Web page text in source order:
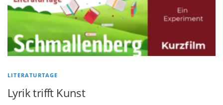
LITERATURTAGE
Lyrik trifft Kunst